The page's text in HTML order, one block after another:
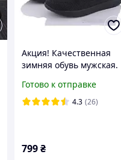
Акция! Качественная
зимняя обувь мужская.
ботинки, кроссовки,
Готово к отправке
4.3 (26)
799 ₴